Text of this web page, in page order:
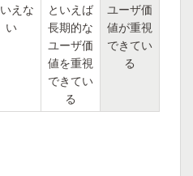
えな
い
といえば
長期的な
ユーザ価
値を重視
できてい
る
ユーザ価
値が重視
できてい
る